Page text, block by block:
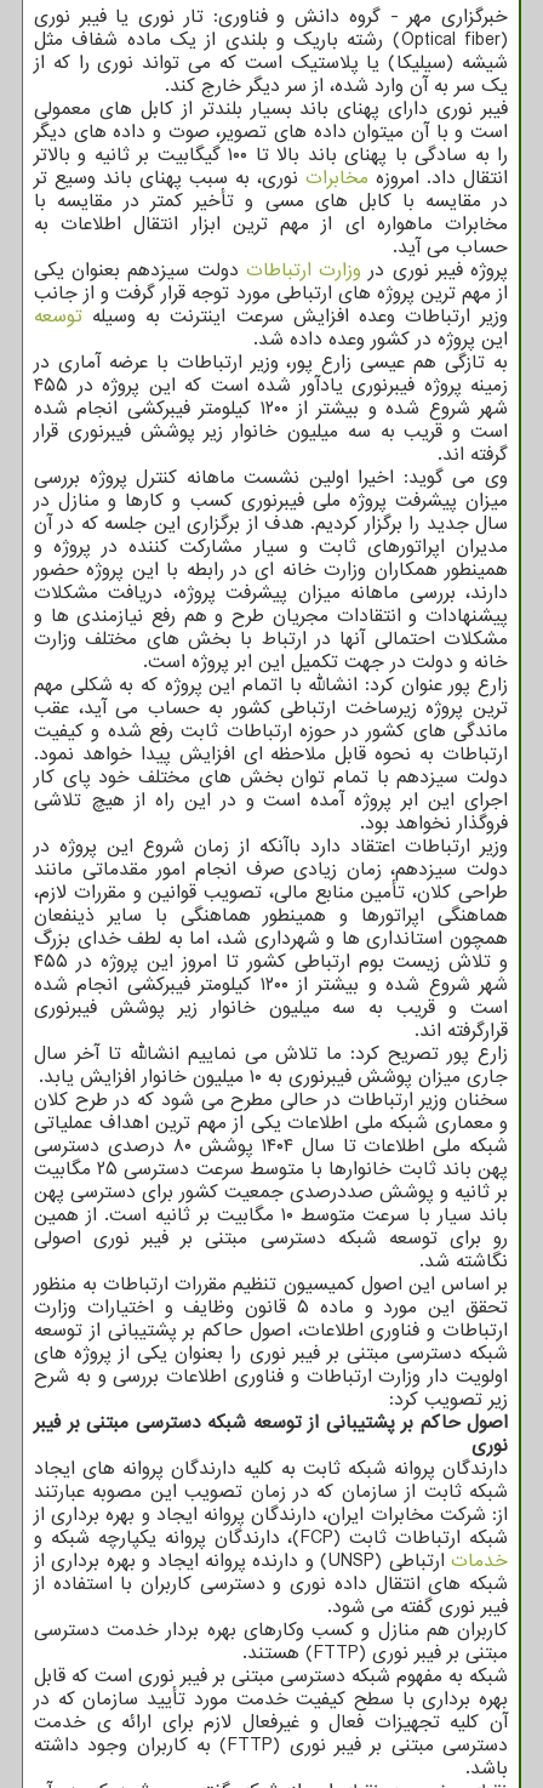
خبرگزاری مهر - گروه دانش و فناوری: تار نوری یا فیبر نوری
(Optical fiber) رشته باریک و بلندی از یک ماده شفاف مثل
شیشه (سیلیکا) یا پلاستیک است که می تواند نوری را که از
یک سر به آن وارد شده، از سر دیگر خارج کند.
فیبر نوری دارای پهنای باند بسیار بلندتر از کابل های معمولی
است و با آن میتوان داده های تصویر، صوت و داده های دیگر
را به سادگی با پهنای باند بالا تا ۱۰۰ گیگابیت بر ثانیه و بالاتر
انتقال داد. امروزه مخابرات نوری، به سبب پهنای باند وسیع تر
در مقایسه با کابل های مسی و تأخیر کمتر در مقایسه با
مخابرات ماهواره ای از مهم ترین ابزار انتقال اطلاعات به
حساب می آید.
پروژه فیبر نوری در وزارت ارتباطات دولت سیزدهم بعنوان یکی
از مهم ترین پروژه های ارتباطی مورد توجه قرار گرفت و از جانب
وزیر ارتباطات وعده افزایش سرعت اینترنت به وسیله توسعه
این پروژه در کشور وعده داده شد.
به تازگی هم عیسی زارع پور، وزیر ارتباطات با عرضه آماری در
زمینه پروژه فیبرنوری یادآور شده است که این پروژه در ۴۵۵
شهر شروع شده و بیشتر از ۱۲۰۰ کیلومتر فیبرکشی انجام شده
است و قریب به سه میلیون خانوار زیر پوشش فیبرنوری قرار
گرفته اند.
وی می گوید: اخیرا اولین نشست ماهانه کنترل پروژه بررسی
میزان پیشرفت پروژه ملی فیبرنوری کسب و کارها و منازل در
سال جدید را برگزار کردیم. هدف از برگزاری این جلسه که در آن
مدیران اپراتورهای ثابت و سیار مشارکت کننده در پروژه و
همینطور همکاران وزارت خانه ای در رابطه با این پروژه حضور
دارند، بررسی ماهانه میزان پیشرفت پروژه، دریافت مشکلات
پیشنهادات و انتقادات مجریان طرح و هم رفع نیازمندی ها و
مشکلات احتمالی آنها در ارتباط با بخش های مختلف وزارت
خانه و دولت در جهت تکمیل این ابر پروژه است.
زارع پور عنوان کرد: انشالله با اتمام این پروژه که به شکلی مهم
ترین پروژه زیرساخت ارتباطی کشور به حساب می آید، عقب
ماندگی های کشور در حوزه ارتباطات ثابت رفع شده و کیفیت
ارتباطات به نحوه قابل ملاحظه ای افزایش پیدا خواهد نمود.
دولت سیزدهم با تمام توان بخش های مختلف خود پای کار
اجرای این ابر پروژه آمده است و در این راه از هیچ تلاشی
فروگذار نخواهد بود.
وزیر ارتباطات اعتقاد دارد باآنکه از زمان شروع این پروژه در
دولت سیزدهم، زمان زیادی صرف انجام امور مقدماتی مانند
طراحی کلان، تأمین منابع مالی، تصویب قوانین و مقررات لازم،
هماهنگی اپراتورها و همینطور هماهنگی با سایر ذینفعان
همچون استانداری ها و شهرداری شد، اما به لطف خدای بزرگ
و تلاش زیست بوم ارتباطی کشور تا امروز این پروژه در ۴۵۵
شهر شروع شده و بیشتر از ۱۲۰۰ کیلومتر فیبرکشی انجام شده
است و قریب به سه میلیون خانوار زیر پوشش فیبرنوری
قرارگرفته اند.
زارع پور تصریح کرد: ما تلاش می نماییم انشالله تا آخر سال
جاری میزان پوشش فیبرنوری به ۱۰ میلیون خانوار افزایش یابد.
سخنان وزیر ارتباطات در حالی مطرح می شود که در طرح کلان
و معماری شبکه ملی اطلاعات یکی از مهم ترین اهداف عملیاتی
شبکه ملی اطلاعات تا سال ۱۴۰۴ پوشش ۸۰ درصدی دسترسی
پهن باند ثابت خانوارها با متوسط سرعت دسترسی ۲۵ مگابیت
بر ثانیه و پوشش صددرصدی جمعیت کشور برای دسترسی پهن
باند سیار با سرعت متوسط ۱۰ مگابیت بر ثانیه است. از همین
رو برای توسعه شبکه دسترسی مبتنی بر فیبر نوری اصولی
نگاشته شد.
بر اساس این اصول کمیسیون تنظیم مقررات ارتباطات به منظور
تحقق این مورد و ماده ۵ قانون وظایف و اختیارات وزارت
ارتباطات و فناوری اطلاعات، اصول حاکم بر پشتیبانی از توسعه
شبکه دسترسی مبتنی بر فیبر نوری را بعنوان یکی از پروژه های
اولویت دار وزارت ارتباطات و فناوری اطلاعات بررسی و به شرح
زیر تصویب کرد:
اصول حاکم بر پشتیبانی از توسعه شبکه دسترسی مبتنی بر فیبر
نوری
دارندگان پروانه شبکه ثابت به کلیه دارندگان پروانه های ایجاد
شبکه ثابت از سازمان که در زمان تصویب این مصوبه عبارتند
از: شرکت مخابرات ایران، دارندگان پروانه ایجاد و بهره برداری از
شبکه ارتباطات ثابت (FCP)، دارندگان پروانه یکپارچه شبکه و
خدمات ارتباطی (UNSP) و دارنده پروانه ایجاد و بهره برداری از
شبکه های انتقال داده نوری و دسترسی کاربران با استفاده از
فیبر نوری گفته می شود.
کاربران هم منازل و کسب وکارهای بهره‏ بردار خدمت دسترسی
مبتنی بر فیبر نوری (FTTP) هستند.
شبکه به مفهوم شبکه دسترسی مبتنی بر فیبر نوری است که قابل
بهره برداری با سطح کیفیت خدمت مورد تأیید سازمان که در
آن کلیه تجهیزات فعال و غیرفعال لازم برای ارائه ی خدمت
دسترسی مبتنی بر فیبر نوری (FTTP) به کاربران وجود داشته
باشد.